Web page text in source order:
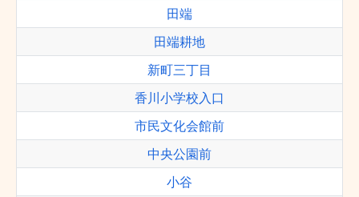
田端
田端耕地
新町三丁目
香川小学校入口
市民文化会館前
中央公園前
小谷